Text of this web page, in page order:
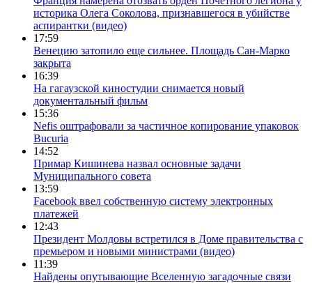
историка Олега Соколова, признавшегося в убийстве
аспирантки (видео)
17:59
Венецию затопило еще сильнее. Площадь Сан-Марко
закрыта
16:39
На гагаузской киностудии снимается новый
документальный фильм
15:36
Nefis оштрафовали за частичное копирование упаковок
Bucuria
14:52
Примар Кишинева назвал основные задачи
Муниципального совета
13:59
Facebook ввел собственную систему электронных
платежей
12:43
Президент Молдовы встретился в Доме правительства с
премьером и новыми министрами (видео)
11:39
Найдены опутывающие Вселенную загадочные связи